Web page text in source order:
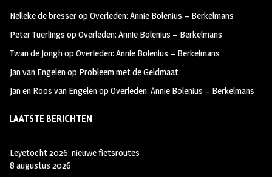
oo
k
m
Nelleke de bresseropOverleden: Annie Bolenius – Berkelmans
Peter Tuerlings opOverleden: Annie Bolenius – Berkelmans
Twan de JonghopOverleden: Annie Bolenius – Berkelmans
Jan van Engelenop Probleem met de Geldmaat
Jan en Roos van EngelenopOverleden: Annie Bolenius – Berkelmans
LAATSTE BERICHTEN
Leyetocht 2026: nieuwe fietsroutes
8 augustus 2026